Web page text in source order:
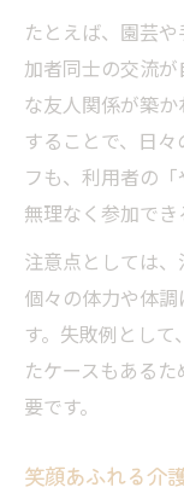
たとえば、園芸
加者同士の交流
な友人関係が築
することで、日
フも、利用者の「
無理なく参加でき
注意点としては、
個々の体力や体
す。失敗例とし
たケースもある
要です。
笑顔あふれる介